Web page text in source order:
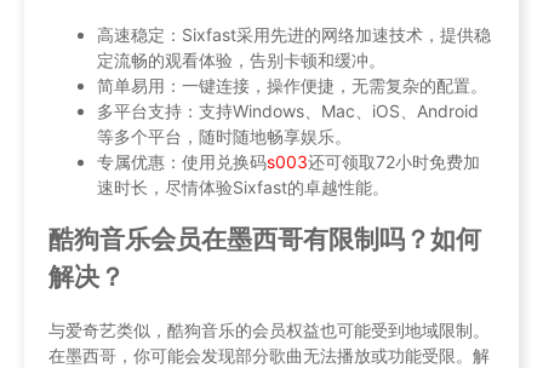
高速稳定：Sixfast采用先进的网络加速技术，提供稳
定流畅的观看体验，告别卡顿和缓冲。
简单易用：一键连接，操作便捷，无需复杂的配置。
多平台支持：支持Windows、Mac、iOS、Android
等多个平台，随时随地畅享娱乐。
专属优惠：使用兑换码s003还可领取72小时免费加
速时长，尽情体验Sixfast的卓越性能。
酷狗音乐会员在墨西哥有限制吗？如何
解决？
与爱奇艺类似，酷狗音乐的会员权益也可能受到地域限制。
在墨西哥，你可能会发现部分歌曲无法播放或功能受限。解